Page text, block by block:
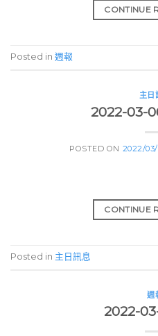
CONTINUE
Posted in 週報
主日
2022-03-
POSTED ON 2022/
CONTINUE
Posted in 主日訊息
週
2022-